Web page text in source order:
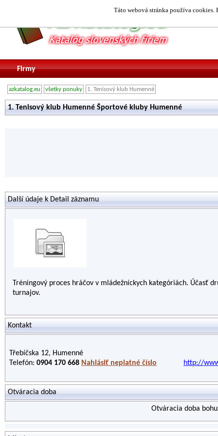
Táto webová stránka používa
Firmy
azkatalog.eu všetky ponuky 1. Tenisový klub Humenné
1. Tenisový klub Humenné Športové kluby Humenné
Další údaje k Detail záznamu
Tréningový proces hráčov v mládežníckych kategóriách. Účasť
turnajov.
Kontakt
Třebíčska 12, Humenné
Telefón: 0904 170 668 Nahlásiť neplatné číslo http://
Otváracia doba
Otváracia doba